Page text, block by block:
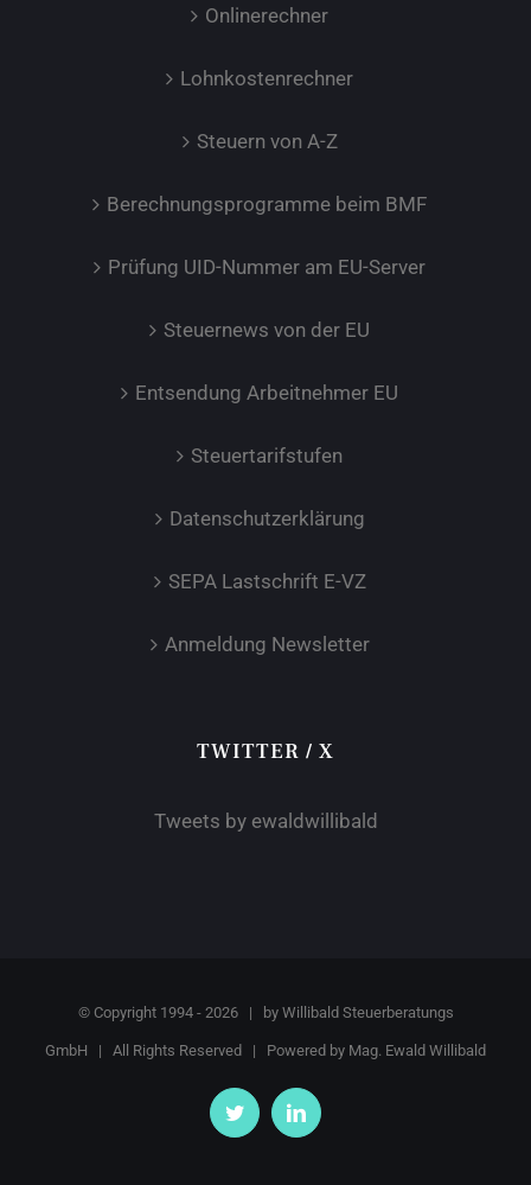
Onlinerechner
Lohnkostenrechner
Steuern von A-Z
Berechnungsprogramme beim BMF
Prüfung UID-Nummer am EU-Server
Steuernews von der EU
Entsendung Arbeitnehmer EU
Steuertarifstufen
Datenschutzerklärung
SEPA Lastschrift E-VZ
Anmeldung Newsletter
TWITTER / X
Tweets by ewaldwillibald
© Copyright 1994 - 2026 | by Willibald Steuerberatungs
GmbH | All Rights Reserved | Powered by Mag. Ewald Willibald
Twitter LinkedIn